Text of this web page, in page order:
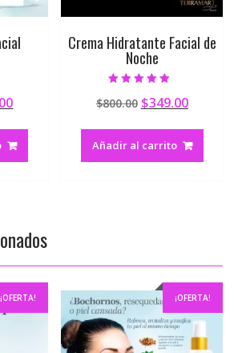
Crema Hidratante Facial de
Noche
5.00
de 5
$800.00 $349.00
Añadir al carrito
¡OFERTA! ¡OFERTA!